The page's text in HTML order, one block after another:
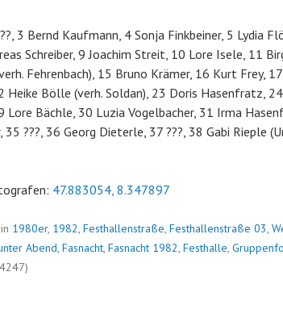
3 Bernd Kaufmann, 4 Sonja Finkbeiner, 5 Lydia
Schreiber, 9 Joachim Streit, 10 Lore Isele, 11
Fehrenbach), 15 Bruno Krämer, 16 Kurt Frey,
Heike Bölle (verh. Soldan), 23 Doris Hasenfratz, 24
Lore Bächle, 30 Luzia Vogelbacher, 31 Irma
35 ???, 36 Georg Dieterle, 37 ???, 38 Gabi Rieple
47.883054, 8.347897
1980er, 1982, Festhallenstraße, Festhallenstraße 03,
Abend, Fasnacht, Fasnacht 1982, Festhalle,